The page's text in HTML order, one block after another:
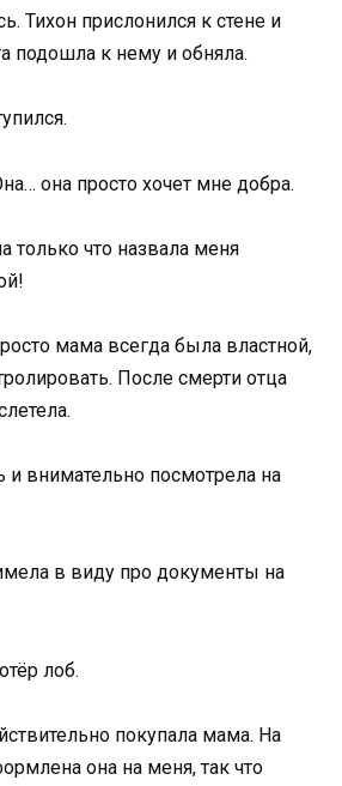
Тихон прислонился к стене и
подошла к нему и обняла.
она просто хочет мне добра.
только что назвала меня
мама всегда была властной,
После смерти отца
и внимательно посмотрела на
в виду про документы на
лоб.
покупала мама. На
она на меня, так что